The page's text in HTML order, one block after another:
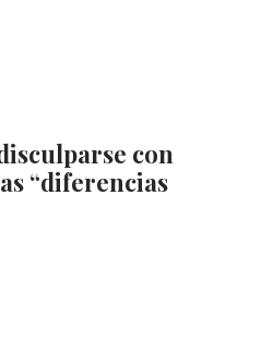
con
“diferencias